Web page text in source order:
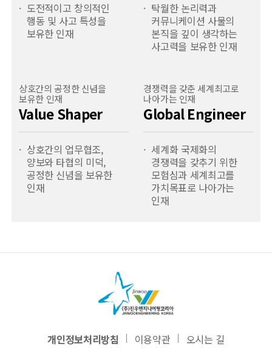
도전적이고 창의적인
행동 및 사고 특성을
보유한 인재
탁월한 논리력과
커뮤니케이션 사물의
본직을 깊이 생각하는
사고력을 보유한 인재
상호간의 공정한 신념을
보유한 인재
Value Shaper
상호간의 업무협조,
양보와 타협의 미덕,
공정한 신념을 보유한
인재
경쟁력을 갖춘 세계최고로
나아가는 인재
Global Engineer
세계화 국제화의
경쟁력을 갖추기 위한
모험심과 세계최고를
가치목표로 나아가는
인재
개인정보처리방침 이용약관 오시는 길